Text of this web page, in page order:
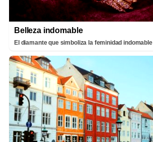
Belleza indomable
El diamante que simboliza la feminidad indomable